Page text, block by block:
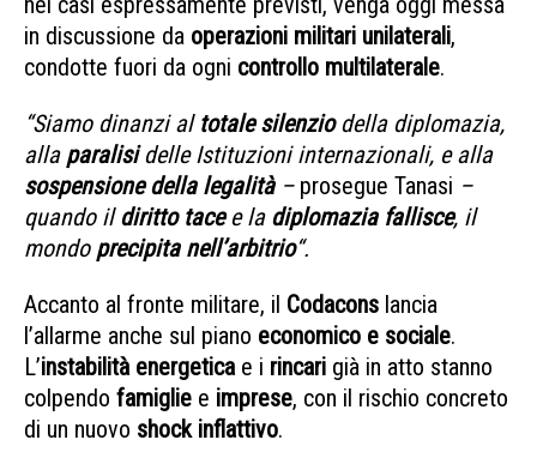
in discussione da operazioni militari unilaterali,
condotte fuori da ogni controllo multilaterale.
“Siamo dinanzi al totale silenziodella diplomazia,
alla paralisidelle Istituzioni internazionali, e alla
sospensione della legalità– prosegue Tanasi –
quando ildiritto tacee la diplomazia fallisce, il
mondo precipita nell’arbitrio“.
Accanto al fronte militare, il Codacons lancia
l’allarme anche sul piano economico e sociale.
L’instabilità energetica e i rincari già in atto stanno
colpendo famiglie e imprese, con il rischio concreto
di un nuovo shock inflattivo.